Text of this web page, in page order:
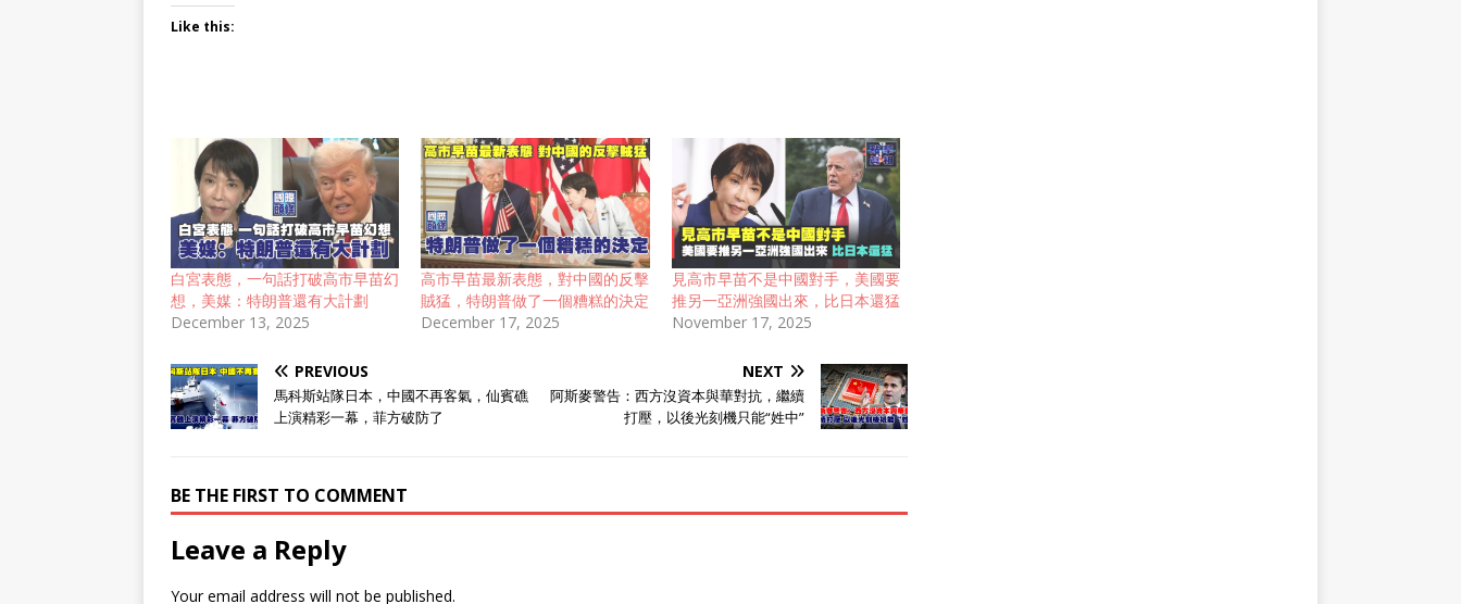
Like this:
白宮表態，一句話打破高市早苗幻
想，美媒：特朗普還有大計劃
December 13, 2025
高市早苗最新表態，對中國的反擊
賊猛，特朗普做了一個糟糕的決定
December 17, 2025
見高市早苗不是中國對手，美國要
推另一亞洲強國出來，比日本還猛
November 17, 2025
PREVIOUS
馬科斯站隊日本，中國不再客氣，仙賓礁
上演精彩一幕，菲方破防了
NEXT
阿斯麥警告：西方沒資本與華對抗，繼續
打壓，以後光刻機只能“姓中”
BE THE FIRST TO COMMENT
Leave a Reply
Your email address will not be published.